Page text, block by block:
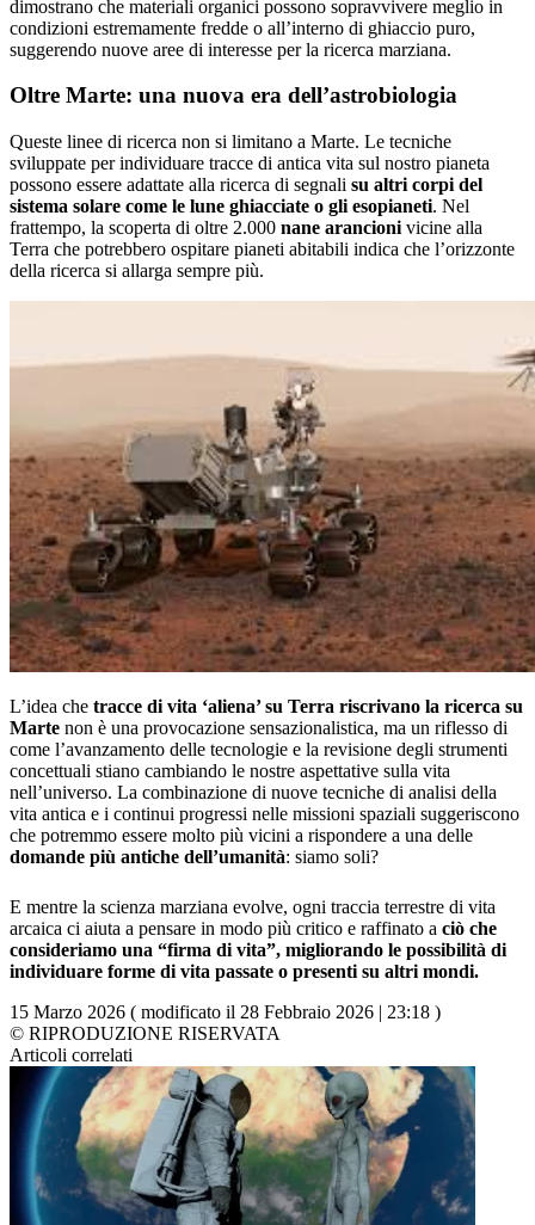
dimostrano che materiali organici possono sopravvivere meglio in
condizioni estremamente fredde o all’interno di ghiaccio puro,
suggerendo nuove aree di interesse per la ricerca marziana.
Oltre Marte: una nuova era dell’astrobiologia
Queste linee di ricerca non si limitano a Marte. Le tecniche
sviluppate per individuare tracce di antica vita sul nostro pianeta
possono essere adattate alla ricerca di segnali su altri corpi del
sistema solare come le lune ghiacciate o gli esopianeti. Nel
frattempo, la scoperta di oltre 2.000 nane arancioni vicine alla
Terra che potrebbero ospitare pianeti abitabili indica che l’orizzonte
della ricerca si allarga sempre più.
L’idea che tracce di vita ‘aliena’ su Terra riscrivano la ricerca su
Marte non è una provocazione sensazionalistica, ma un riflesso di
come l’avanzamento delle tecnologie e la revisione degli strumenti
concettuali stiano cambiando le nostre aspettative sulla vita
nell’universo. La combinazione di nuove tecniche di analisi della
vita antica e i continui progressi nelle missioni spaziali suggeriscono
che potremmo essere molto più vicini a rispondere a una delle
domande più antiche dell’umanità: siamo soli?
E mentre la scienza marziana evolve, ogni traccia terrestre di vita
arcaica ci aiuta a pensare in modo più critico e raffinato a ciò che
consideriamo una “firma di vita”, migliorando le possibilità di
individuare forme di vita passate o presenti su altri mondi.
15 Marzo 2026 ( modificato il 28 Febbraio 2026 | 23:18 )
© RIPRODUZIONE RISERVATA
Articoli correlati